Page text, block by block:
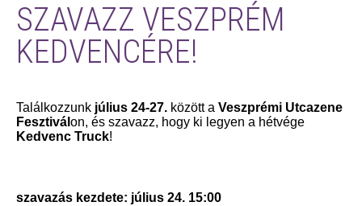
SZAVAZZ VESZPRÉM
KEDVENCÉRE!
Találkozzunk július 24-27. között a Veszprémi Utcazene
Fesztivál on, és szavazz, hogy ki legyen a hétvége
Kedvenc Truck!
szavazás kezdete: július 24. 15:00